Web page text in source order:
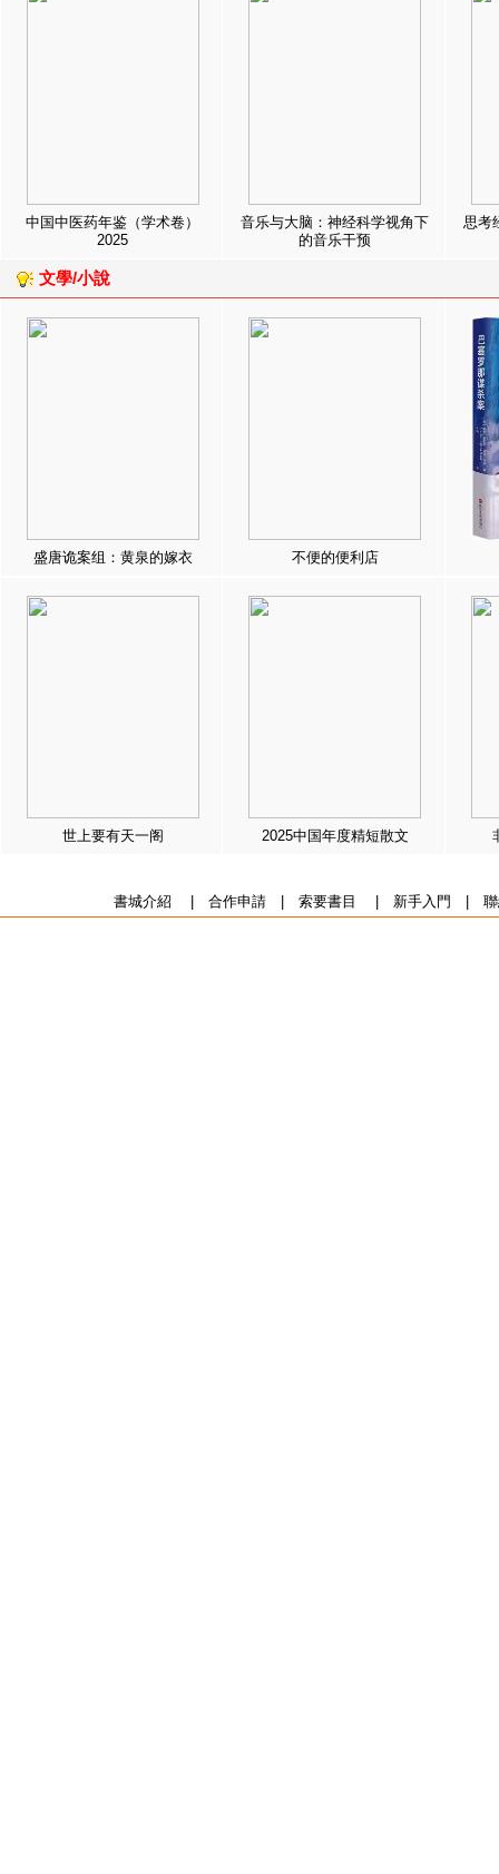
中国中医药年鉴（学术卷）
2025
音乐与大脑：神经科学视角下
的音乐干预
思考
文學/小說
盛唐诡案组：黄泉的嫁衣 不便的便利店
世上要有天一阁 2025中国年度精短散文
書城介紹 合作申請| 索要書目 新手入門